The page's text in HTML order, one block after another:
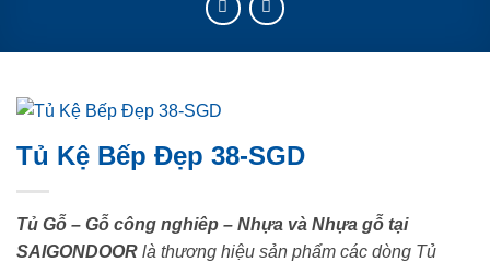
Tủ Kệ Bếp Đẹp 38-SGD
Tủ Gỗ – Gỗ công nghiêp – Nhựa và Nhựa gỗ tại
SAIGONDOOR là thương hiệu sản phẩm các dòng Tủ